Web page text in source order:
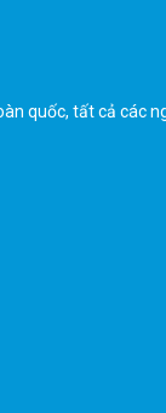
quốc, tất cả các